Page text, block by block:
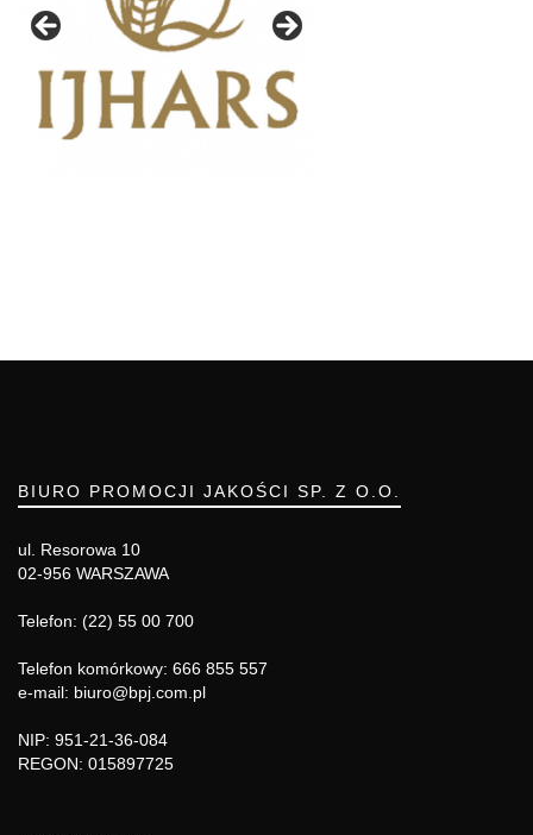
BIURO PROMOCJI JAKOŚCI SP. Z O.O.
ul. Resorowa 10
02-956 WARSZAWA
Telefon: (22) 55 00 700
Telefon komórkowy: 666 855 557
e-mail: biuro@bpj.com.pl
NIP: 951-21-36-084
REGON: 015897725